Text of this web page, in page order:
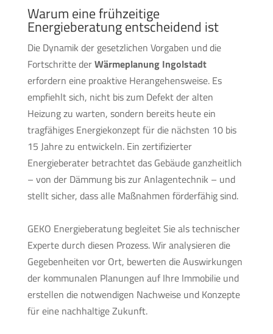
Warum eine frühzeitige
Energieberatung entscheidend ist
Die Dynamik der gesetzlichen Vorgaben und die
Fortschritte derWärmeplanung Ingolstadt
erfordern eine proaktive Herangehensweise. Es
empfiehlt sich, nicht bis zum Defekt der alten
Heizung zu warten, sondern bereits heute ein
tragfähiges Energiekonzept für die nächsten 10 bis
15 Jahre zu entwickeln. Ein zertifizierter
Energieberater betrachtet das Gebäude ganzheitlich
– von der Dämmung bis zur Anlagentechnik – und
stellt sicher, dass alle Maßnahmen förderfähig sind.
GEKO Energieberatung begleitet Sie als technischer
Experte durch diesen Prozess. Wir analysieren die
Gegebenheiten vor Ort, bewerten die Auswirkungen
der kommunalen Planungen auf Ihre Immobilie und
erstellen die notwendigen Nachweise und Konzepte
für eine nachhaltige Zukunft.